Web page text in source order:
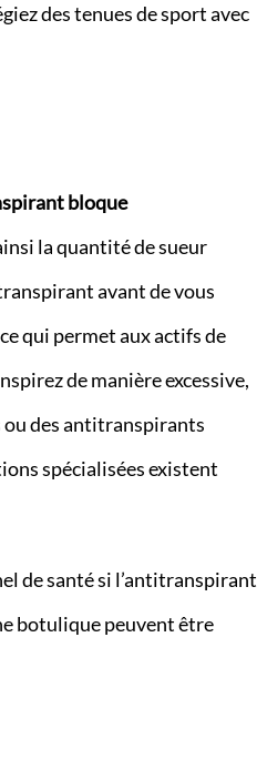
des tenues de sport avec
bloque
la quantité de sueur
avant de vous
qui permet aux actifs de
de manière excessive,
ou des antitranspirants
spécialisées existent
de santé si l’antitranspirant
botulique peuvent être